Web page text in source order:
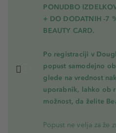
PONUDBO
+ DO DODATNIH -7
BEAUTY CARD.
Po registraciji v
popust samodejno
glede na vrednost
uporabnik, lahko ob
možnost, da želite
Popust ne velja za že